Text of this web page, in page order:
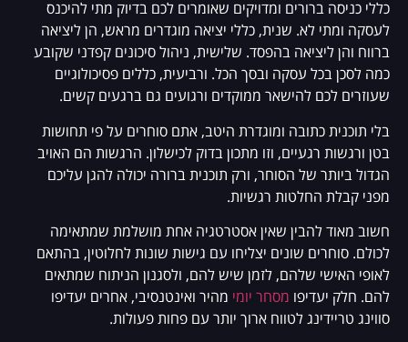
כללי כניסה ברורים ומדויקים שאומרים לכם בדיוק מתי להיכנס
לעסקה ומתי לא. שנית, כללי יציאה מוגדרים מראש, הן ליציאה
ברווח והן ליציאה בהפסד. שלישית, ניהול סיכונים קפדני שקובע
כמה לסכן בכל עסקה ובסך הכל. ורביעית, כללים פסיכולוגיים
שעוזרים לכם להישאר ממוקדים ורגועים גם ברגעים קשים.
בלי תוכנית כתובה ומוגדרת היטב, אתם סוחרים על פי תחושות
בטן ורגשות רגעיים, וזו מתכון בדוק לכישלון. הרגשות הם האויב
הגדול ביותר של הסוחר, ורק תוכנית ברורה יכולה להגן עליכם
מפני קבלת החלטות רגשיות.
חשוב מאוד להבין שאין אסטרטגיה אחת מושלמת שמתאימה
לכולם. סוחרים שונים יצליחו עם גישות שונות לחלוטין, בהתאם
לאופי האישי שלהם, לזמן שיש להם, ולסגנון הניתוח שמתאים
להם. חלק יעדיפו מסחר יומי מהיר ואינטנסיבי, אחרים יעדיפו
סווינג טריידינג לטווח ארוך יותר עם פחות פעולות.